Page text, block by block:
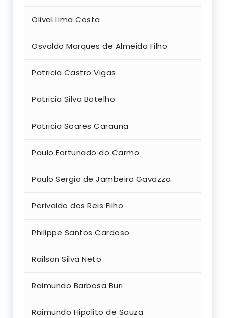
Olival Lima Costa
Osvaldo Marques de Almeida Filho
Patricia Castro Vigas
Patricia Silva Botelho
Patricia Soares Carauna
Paulo Fortunado do Carmo
Paulo Sergio de Jambeiro Gavazza
Perivaldo dos Reis Filho
Philippe Santos Cardoso
Railson Silva Neto
Raimundo Barbosa Buri
Raimundo Hipolito de Souza